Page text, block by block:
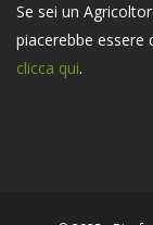
Se sei un
piacerebbe essere
clicca qui.